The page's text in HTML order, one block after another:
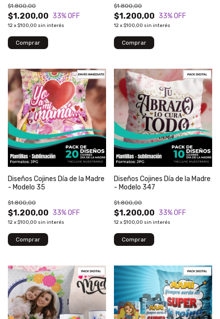
$1.200,00
$1.800,00
33% OFF
12x $100,00 sin interés
$1.200,00
$1.800,00
33% OFF
12x $100,00 sin interés
Diseños Cojines Día de la Madre
- Modelo 35
$1.200,00
$1.800,00
33% OFF
12x $100,00 sin interés
Diseños Cojines Día de la Madre
- Modelo 347
$1.200,00
$1.800,00
33% OFF
12x $100,00 sin interés